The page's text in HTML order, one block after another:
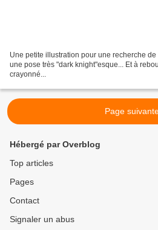
Une petite illustration pour une recherche
une pose très "dark knight"esque... Et à
crayonné...
Page
Hébergé par Overblog
Top articles
Pages
Contact
Signaler un abus